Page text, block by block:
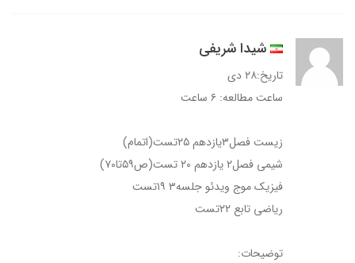
شیدا شریفی
تاریخ:۲۸ دی
ساعت مطالعه: ۶ ساعت
زیست فصل۳یازدهم ۲۵تست(اتمام)
شیمی فصل۲ یازدهم ۲۰ تست(ص۵۹تا۷۰)
فیزیک موج ویدئو جلسه۳ ۱۹تست
ریاضی تابع ۲۲تست
توضیحات: